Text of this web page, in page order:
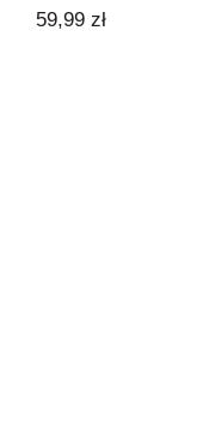
59,99 zł